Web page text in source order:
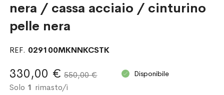
nera / cassa acciaio / cinturino
pelle nera
REF. 029100MKNNKCSTK
Solo 1 rimasto/i
330,00 € 550,00 € Disponibile